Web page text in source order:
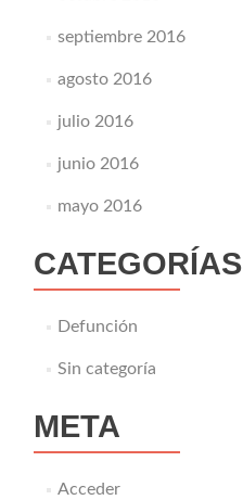
septiembre 2016
agosto 2016
julio 2016
junio 2016
mayo 2016
CATEGORÍAS
Defunción
Sin categoría
META
Acceder